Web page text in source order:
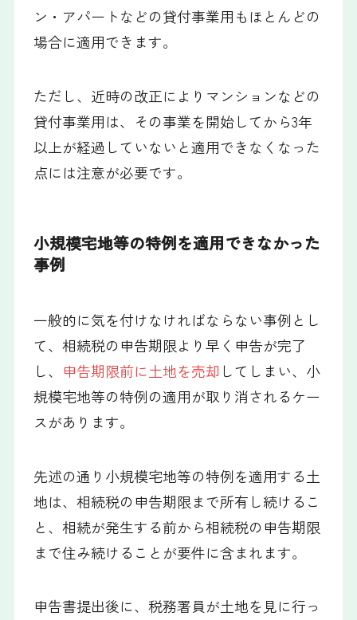
ン・アパートなどの貸付事業用もほとんどの
場合に適用できます。
ただし、近時の改正によりマンションなどの
貸付事業用は、その事業を開始してから3年
以上が経過していないと適用できなくなった
点には注意が必要です。
小規模宅地等の特例を適用できなかった
事例
一般的に気を付けなければならない事例とし
て、相続税の申告期限より早く申告が完了
し、 申告期限前に土地を売却 してしまい、小
規模宅地等の特例の適用が取り消されるケー
スがあります。
先述の通り小規模宅地等の特例を適用する土
地は、相続税の申告期限まで所有し続けるこ
と、相続が発生する前から相続税の申告期限
まで住み続けることが要件に含まれます。
申告書提出後に、税務署員が土地を見に行っ